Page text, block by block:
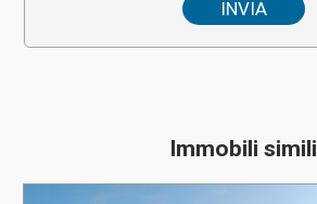
Immobili simili